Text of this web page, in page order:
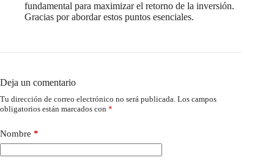
fundamental para maximizar el retorno de la inversión.
Gracias por abordar estos puntos esenciales.
Deja un comentario
Tu dirección de correo electrónico no será publicada. Los campos
obligatorios están marcados con *
Nombre *